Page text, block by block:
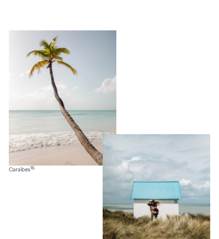
Caraïbes16